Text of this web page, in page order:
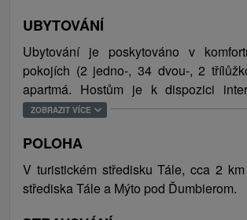
zařízených pokojích v pastelových
k dispozici Vodní a saunový
kosmetické procedury. Ve
hotelu je možné zahrát si stolní tenis,
a v areálu hotelu se nachází také
zahrada.
požadavky i náročnějších klientů a
přijdou rodiny s dětmi, páry, jednotlivci,
to během celého roku. V zimě muzu
UBYTOVÁNÍ
Ubytování je poskytováno v
pokojích (2 jedno-, 34 dvou-, 2
apartmá. Hostům je k dispozici
vodního světa a soukromé parkoviště.
kapacitou 30 osob.
ZOBRAZIT VÍCE
POLOHA
V turistickém středisku Tále, cca 2
střediska Tále a Mýto pod Ďumbierom.